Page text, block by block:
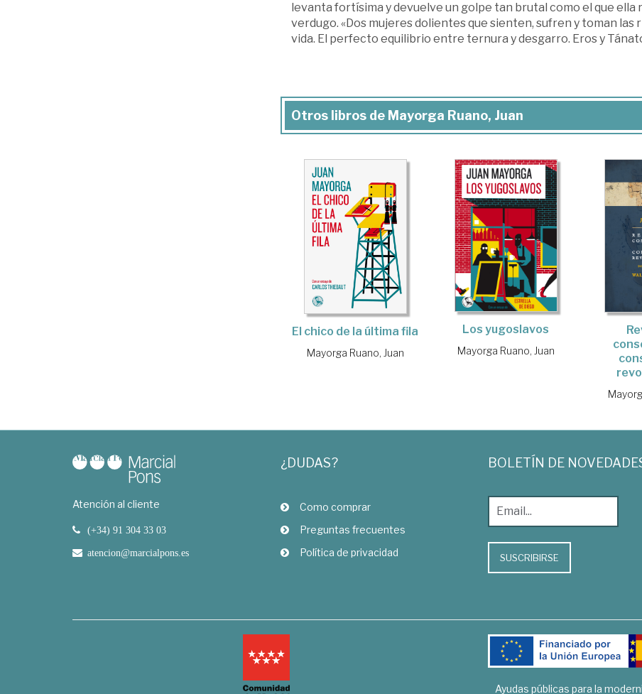
levanta fortísima y devuelve un golpe tan brutal como el que ella
verdugo. «Dos mujeres dolientes que sienten, sufren y toman las
vida. El perfecto equilibrio entre ternura y desgarro. Eros y
Otros libros de Mayorga Ruano, Juan
El chico de la última fila
Mayorga Ruano, Juan
Los yugoslavos
Mayorga Ruano, Juan
Atención al cliente
(+34) 91 304 33 03
atencion@marcialpons.es
¿DUDAS?
Como comprar
Preguntas frecuentes
Política de privacidad
BOLETÍN DE
SUSCRIBIRSE
Ayudas públicas para la